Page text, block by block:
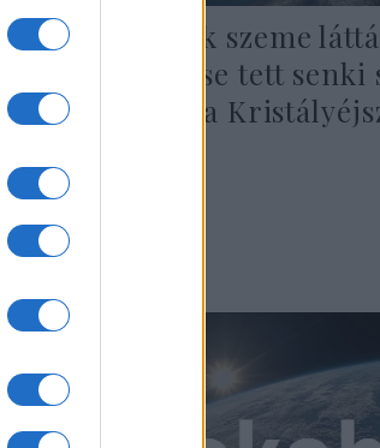
A szomszédok szeme
történt, mégse tett
– 83 éve volt a
2021. november 9.